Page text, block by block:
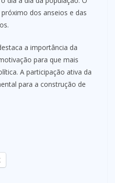
dos anseios e das
a importância da
para que mais
A participação ativa da
para a construção de